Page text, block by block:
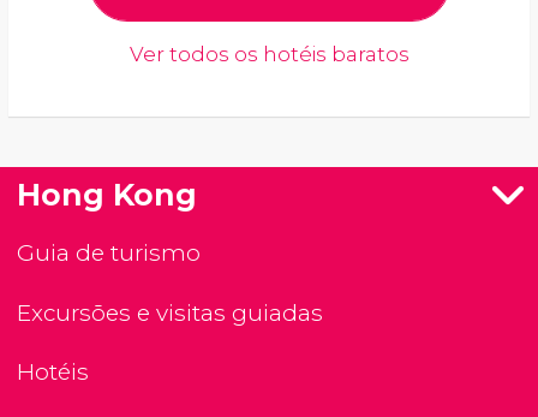
Ver todos os hotéis baratos
Hong Kong
Guia de turismo
Excursões e visitas guiadas
Hotéis